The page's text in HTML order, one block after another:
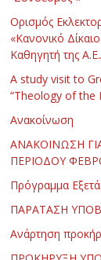
Ορισμός
«Κανονικό
Καθηγητή της
Α study visit to
“Theology of the
Ανακοίνωση
ΑΝΑΚΟΙΝΩΣΗ
ΠΕΡΙΟΔΟΥ
Πρόγραμμα
ΠΑΡΑΤΑΣΗ
Ανάρτηση